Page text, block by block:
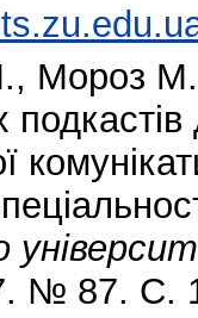
, Мороз
№ 87. С.